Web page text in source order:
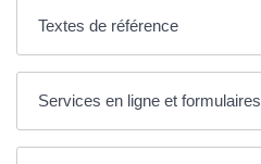
Textes de référence
Services en ligne et formulaires